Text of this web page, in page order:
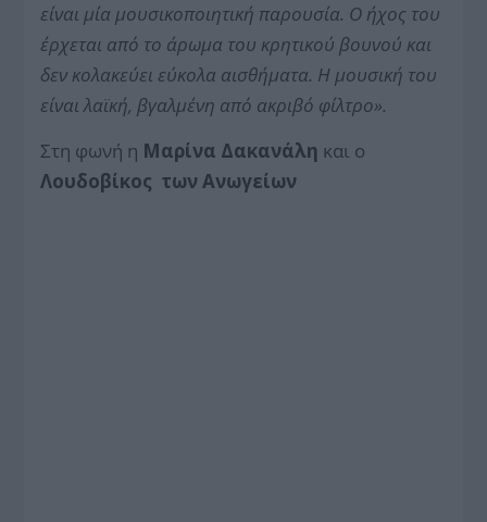
είναι μία μουσικοποιητική παρουσία. Ο ήχος του
έρχεται από το άρωμα του κρητικού βουνού και
δεν κολακεύει εύκολα αισθήματα. Η μουσική του
είναι λαϊκή, βγαλμένη από ακριβό φίλτρο».
Στη φωνή η Μαρίνα Δακανάλη και ο
Λουδοβίκος των Ανωγείων